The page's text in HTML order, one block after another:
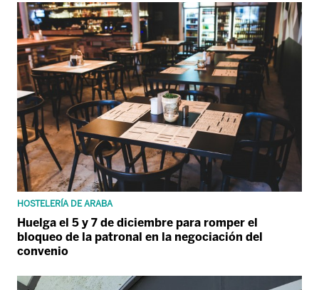
HOSTELERÍA DE ARABA
Huelga el 5 y 7 de diciembre para romper el
bloqueo de la patronal en la negociación del
convenio